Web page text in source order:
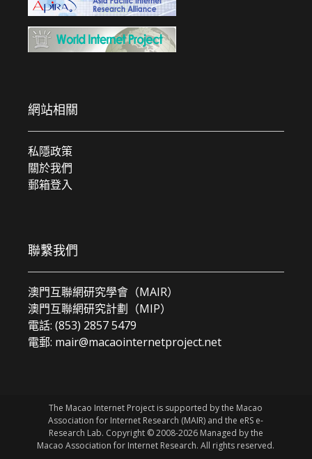
網站相關
私隱政策
關於我們
郵箱登入
聯繫我們
澳門互聯網研究學會（MAIR）
澳門互聯網研究計劃（MIP）
電話: (853) 2857 5479
電郵: mair@macaointernetproject.net
The Macao Internet Project is supported by the Macao
Association for Internet Research (MAIR) and the eRS e-
Research Lab. Copyright © 2008-2026 Managed by the
Macao Association for Internet Research. All rights reserved.